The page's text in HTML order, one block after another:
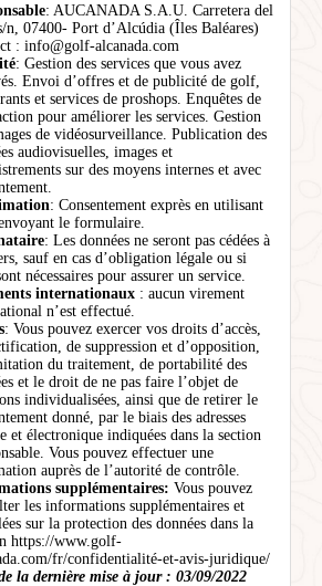
: AUCANADA S.A.U. Carretera del
n, 07400- Port d’Alcúdia (Îles Baléares)
: info@golf-alcanada.com
: Gestion des services que vous avez
Envoi d’offres et de publicité de golf,
et services de proshops. Enquêtes de
pour améliorer les services. Gestion
de vidéosurveillance. Publication des
audiovisuelles, images et
sur des moyens internes et avec
: Consentement exprès en utilisant
le formulaire.
: Les données ne seront pas cédées à
sauf en cas d’obligation légale ou si
nécessaires pour assurer un service.
internationaux : aucun virement
n’est effectué.
: Vous pouvez exercer vos droits d’accès,
de suppression et d’opposition,
du traitement, de portabilité des
et le droit de ne pas faire l’objet de
individualisées, ainsi que de retirer le
donné, par le biais des adresses
et électronique indiquées dans la section
Vous pouvez effectuer une
auprès de l’autorité de contrôle.
supplémentaires: Vous pouvez
les informations supplémentaires et
sur la protection des données dans la
https://www.golf-
fr/confidentialité-et-avis-juridique/
la dernière mise à jour : 03/09/2022